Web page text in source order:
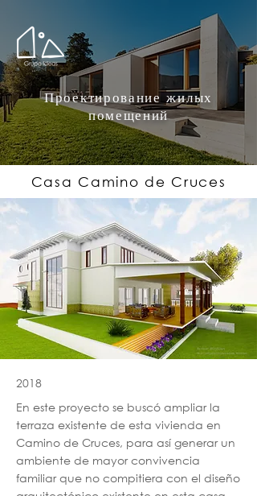
Проектирование жилых
помещений
Casa Camino de Cruces
2018
En este proyecto se buscó ampliar la
terraza existente de esta vivienda en
Camino de Cruces, para así generar un
ambiente de mayor convivencia
familiar que no compitiera con el diseño